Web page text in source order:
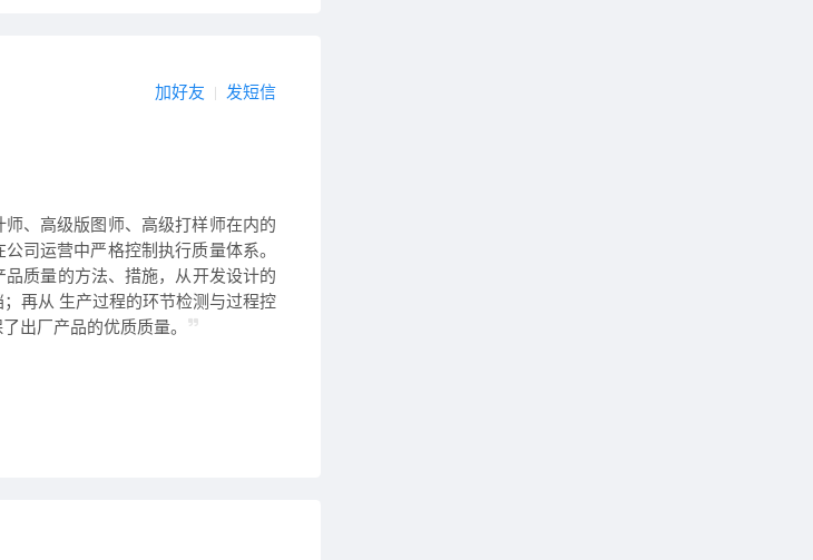
加好友 发短信
、高级版图师、高级打样师在内的
司运营中严格控制执行质量体系。
质量的方法、措施，从开发设计的
再从 生产过程的环节检测与过程控
出厂产品的优质质量。